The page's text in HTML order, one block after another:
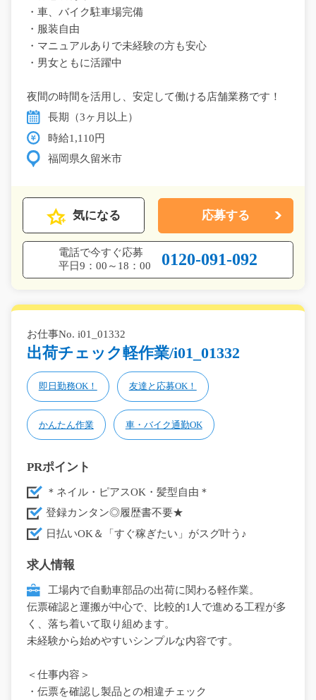
・車、バイク駐車場完備
・服装自由
・マニュアルありで未経験の方も安心
・男女ともに活躍中
夜間の時間を活用し、安定して働ける店舗業務です！
長期（3ヶ月以上）
時給1,110円
福岡県久留米市
気になる 応募する
電話で今すぐ応募
平日9：00～18：00
0120-091-092
お仕事No. i01_01332
出荷チェック軽作業/i01_01332
即日勤務OK！ 友達と応募OK！
かんたん作業 車・バイク通勤OK
PRポイント
＊ネイル・ピアスOK・髪型自由＊
登録カンタン◎履歴書不要★
日払いOK＆「すぐ稼ぎたい」がスグ叶う♪
求人情報
工場内で自動車部品の出荷に関わる軽作業。
伝票確認と運搬が中心で、比較的1人で進める工程が多
く、落ち着いて取り組めます。
未経験から始めやすいシンプルな内容です。
＜仕事内容＞
・伝票を確認し製品との相違チェック